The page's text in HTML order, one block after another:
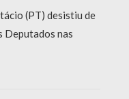
(PT) desistiu de
Deputados nas